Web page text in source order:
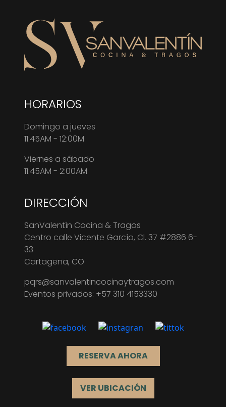
HORARIOS
Domingo a jueves
11:45AM - 12:00M
Viernes a sábado
11:45AM - 2:00AM
DIRECCIÓN
SanValentín Cocina & Tragos
Centro calle Vicente García, Cl. 37 #2886 6-
33
Cartagena, CO
pqrs@sanvalentincocinaytragos.com
Eventos privados: +57 310 4153330
RESERVA AHORA
VER UBICACIÓN